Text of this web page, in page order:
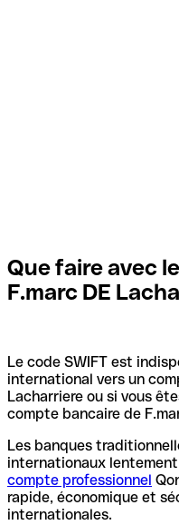
Que faire avec
F.marc DE
Le code SWIFT est
international vers un
Lacharriere ou si vous
compte bancaire de
Les banques
internationaux
compte professionnel
rapide, économique et
internationales.